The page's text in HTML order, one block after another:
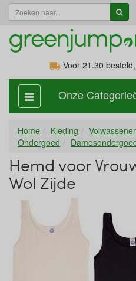
Voor 21.30
categorie
aan,
Onze
Home Kleding
Ondergoed
Hemd voor
Wol Zijde